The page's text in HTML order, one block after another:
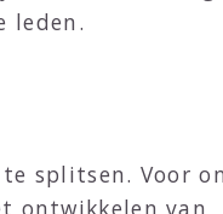
leden.
splitsen. Voor
ontwikkelen van